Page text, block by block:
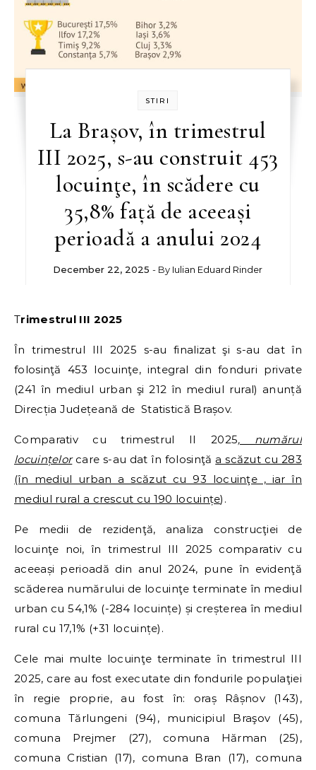
STIRI
La Brașov, în trimestrul
III 2025, s-au construit 453
locuinţe, în scădere cu
35,8% față de aceeași
perioadă a anului 2024
December 22, 2025 - By Iulian Eduard Rinder
Trimestrul III 2025
În trimestrul III 2025 s-au finalizat şi s-au dat în
folosinţă 453 locuinţe, integral din fonduri private
(241 în mediul urban şi 212 în mediul rural) anunță
Direcția Județeană de Statistică Brașov.
Comparativ cu trimestrul II 2025, numărul
locuințelorcare s-au dat în folosinţăa scăzut cu 283
(în mediul urban a scăzut cu 93 locuinţe , iar în
mediul rural a crescut cu 190 locuințe).
Pe medii de rezidenţă, analiza construcţiei de
locuinţe noi, în trimestrul III 2025 comparativ cu
aceeași perioadă din anul 2024, pune în evidenţă
scăderea numărului de locuinţe terminate în mediul
urban cu 54,1% (-284 locuințe) și creșterea în mediul
rural cu 17,1% (+31 locuințe).
Cele mai multe locuinţe terminate în trimestrul III
2025, care au fost executate din fondurile populaţiei
în regie proprie, au fost în: oraș Râșnov (143),
comuna Tărlungeni (94), municipiul Braşov (45),
comuna Prejmer (27), comuna Hărman (25),
comuna Cristian (17), comuna Bran (17), comuna